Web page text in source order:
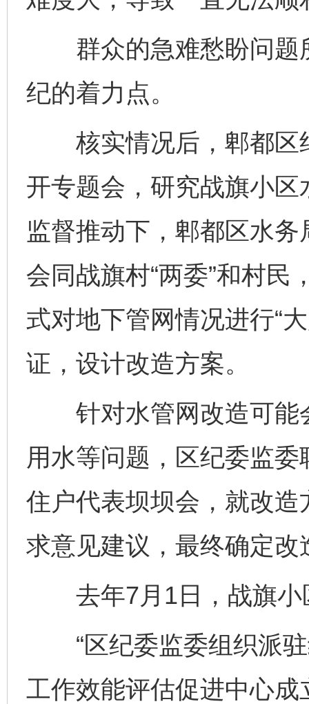
群众的急难愁盼问题
纪的着力点。
核实情况后，郫都区
开专题会，研究战旗小
监督推动下，郫都区水
会同战旗村“两委”和村
式对地下管网情况进行“
证，设计改造方案。
针对水管网改造可能
用水等问题，区纪委监委
住户代表坝坝会，就改
求意见建议，最终确定
去年7月1日，战旗小
“区纪委监委组织派驻
工作效能评估促进中心